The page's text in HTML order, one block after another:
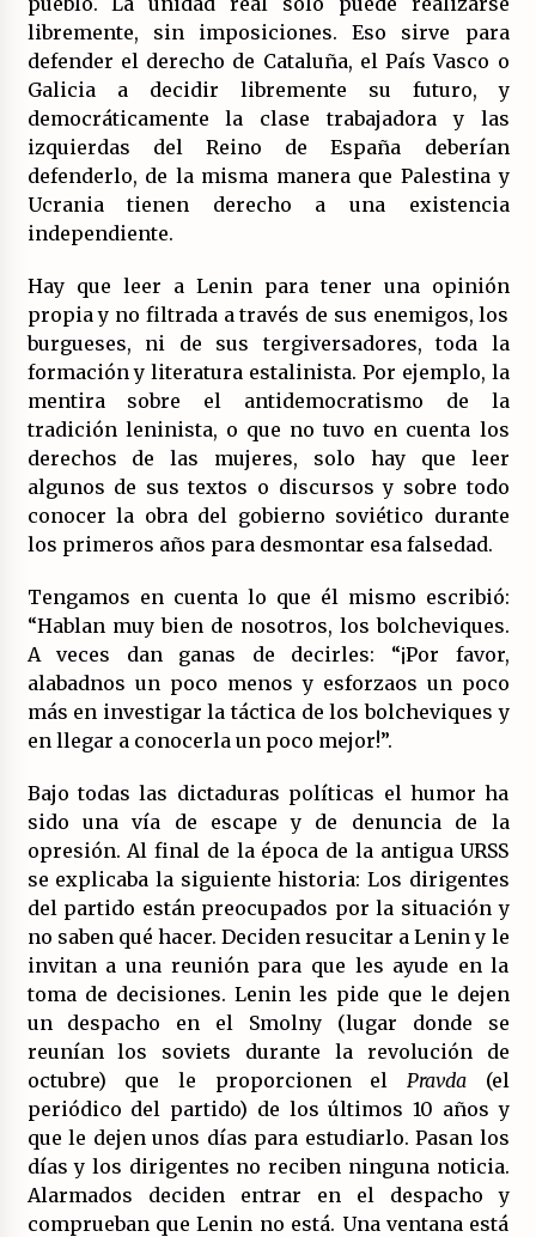
libremente, sin imposiciones. Eso sirve para
defender el derecho de Cataluña, el País Vasco o
Galicia a decidir libremente su futuro, y
democráticamente la clase trabajadora y las
izquierdas del Reino de España deberían
defenderlo, de la misma manera que Palestina y
Ucrania tienen derecho a una existencia
independiente.
Hay que leer a Lenin para tener una opinión
propia y no filtrada a través de sus enemigos, los
burgueses, ni de sus tergiversadores, toda la
formación y literatura estalinista. Por ejemplo, la
mentira sobre el antidemocratismo de la
tradición leninista, o que no tuvo en cuenta los
derechos de las mujeres, solo hay que leer
algunos de sus textos o discursos y sobre todo
conocer la obra del gobierno soviético durante
los primeros años para desmontar esa falsedad.
Tengamos en cuenta lo que él mismo escribió:
“Hablan muy bien de nosotros, los bolcheviques.
A veces dan ganas de decirles: “¡Por favor,
alabadnos un poco menos y esforzaos un poco
más en investigar la táctica de los bolcheviques y
en llegar a conocerla un poco mejor!”.
Bajo todas las dictaduras políticas el humor ha
sido una vía de escape y de denuncia de la
opresión. Al final de la época de la antigua URSS
se explicaba la siguiente historia: Los dirigentes
del partido están preocupados por la situación y
no saben qué hacer. Deciden resucitar a Lenin y le
invitan a una reunión para que les ayude en la
toma de decisiones. Lenin les pide que le dejen
un despacho en el Smolny (lugar donde se
reunían los soviets durante la revolución de
octubre) que le proporcionen el Pravda (el
periódico del partido) de los últimos 10 años y
que le dejen unos días para estudiarlo. Pasan los
días y los dirigentes no reciben ninguna noticia.
Alarmados deciden entrar en el despacho y
comprueban que Lenin no está. Una ventana está